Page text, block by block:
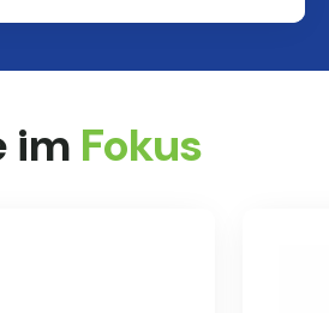
im Fokus